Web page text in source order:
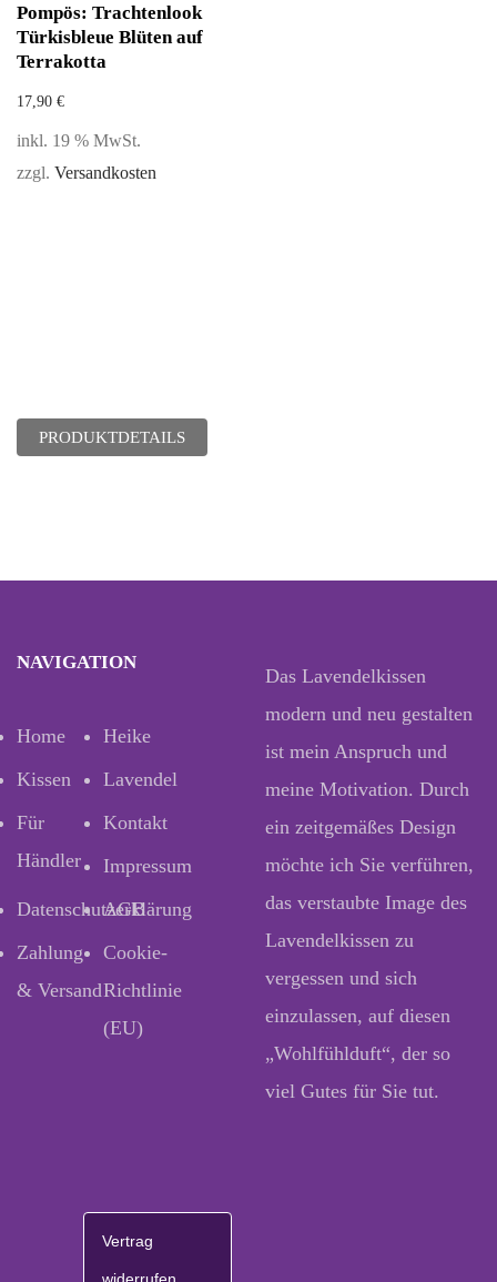
Pompös: Trachtenlook
Türkisbleue Blüten auf
Terrakotta
17,90 €
inkl. 19 % MwSt.
zzgl. Versandkosten
PRODUKTDETAILS
NAVIGATION
Home
Heike
Kissen
Lavendel
Für
Händler
Kontakt
Impressum
Datenschutzerklärung
AGB
Zahlung
& Versand
Cookie-
Richtlinie
(EU)
Das Lavendelkissen
modern und neu gestalten
ist mein Anspruch und
meine Motivation. Durch
ein zeitgemäßes Design
möchte ich Sie verführen,
das verstaubte Image des
Lavendelkissen zu
vergessen und sich
einzulassen, auf diesen
„Wohlfühlduft“, der so
viel Gutes für Sie tut.
Vertrag
widerrufen